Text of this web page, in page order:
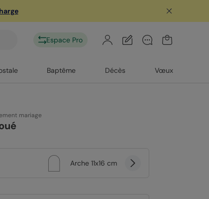
Espace Pro
Baptême Décès Vœux
mariage
Arche 11x16 cm